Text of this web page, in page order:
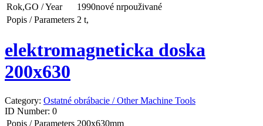
Rok,GO / Year
1990nové nrpouživané
Popis / Parameters 2 t,
elektromagneticka doska
200x630
Category: Ostatné obrábacie / Other Machine Tools
ID Number: 0
Popis / Parameters 200x630mm